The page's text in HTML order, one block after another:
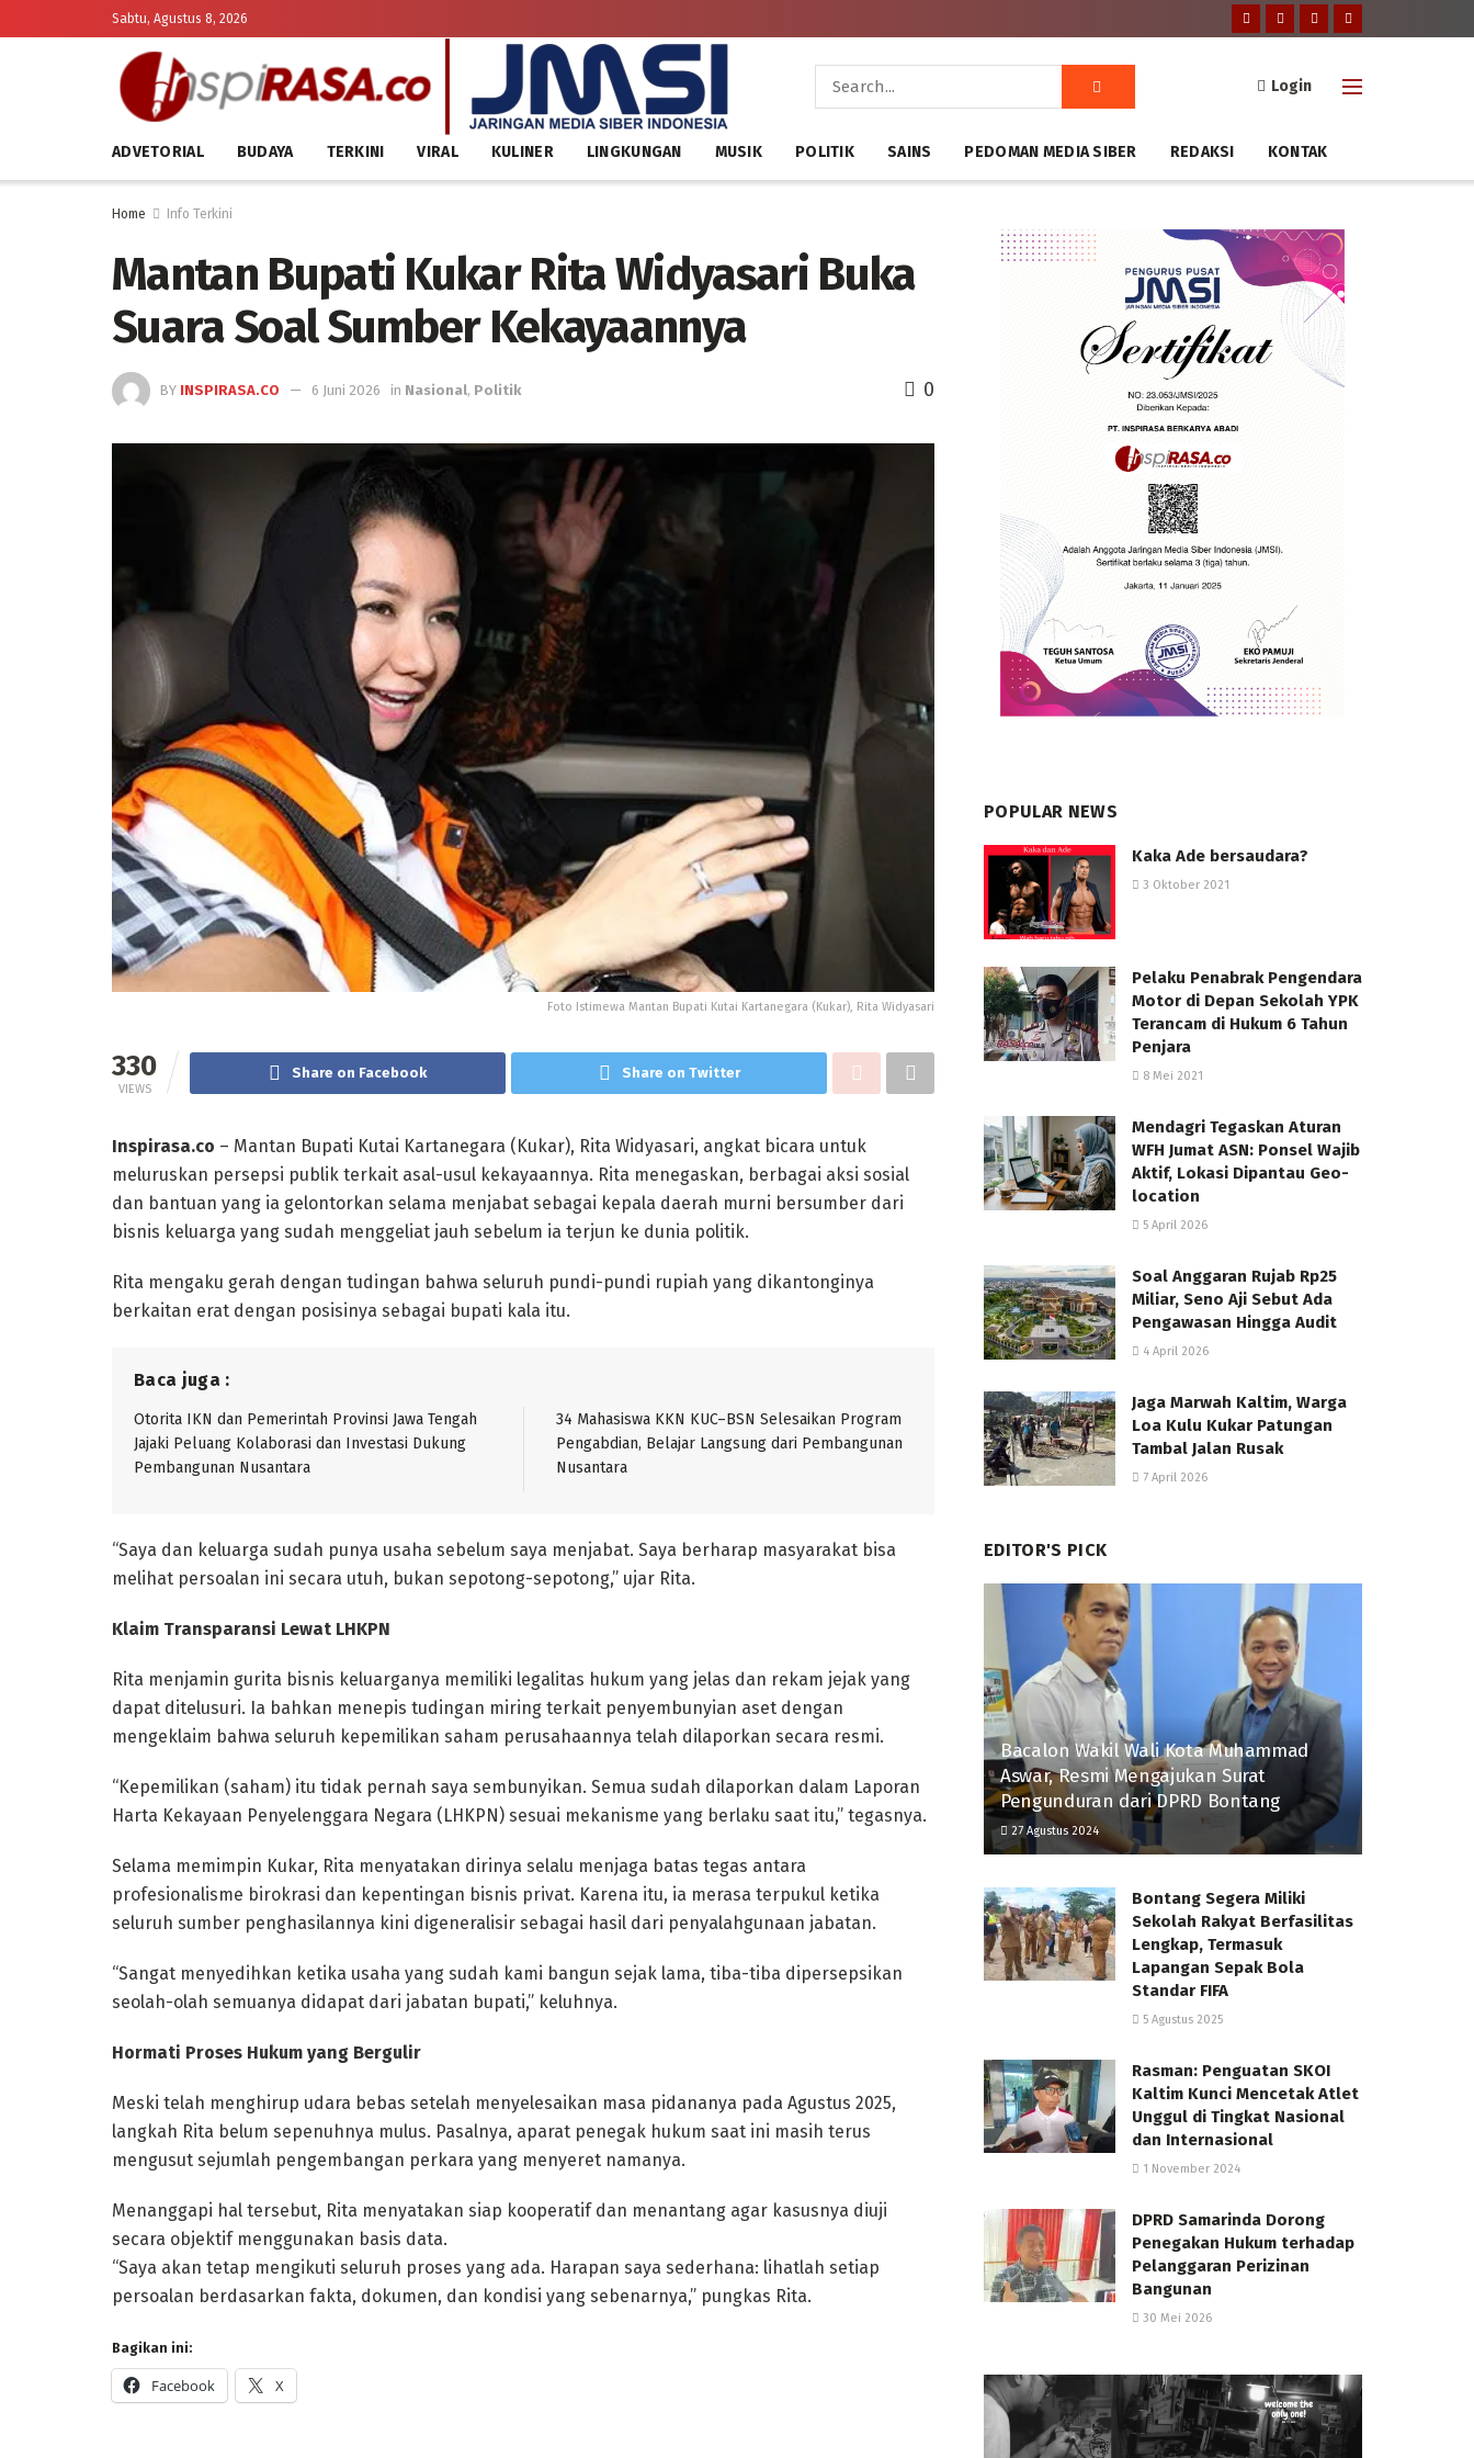
Sabtu, Agustus 8, 2026
Login
ADVETORIAL BUDAYA TERKINI VIRAL KULINER LINGKUNGAN MUSIK POLITIK SAINS PEDOMAN MEDIA SIBER REDAKSI KONTAK
Home Info Terkini
Mantan Bupati Kukar Rita Widyasari Buka
Suara Soal Sumber Kekayaannya
BY INSPIRASA.CO 6 Juni 2026 in Nasional, Politik 0
Foto Istimewa Mantan Bupati Kutai Kartanegara (Kukar), Rita Widyasari
330
VIEWS
Share on Facebook Share on Twitter
Inspirasa.co – Mantan Bupati Kutai Kartanegara (Kukar), Rita Widyasari, angkat bicara untuk
meluruskan persepsi publik terkait asal-usul kekayaannya. Rita menegaskan, berbagai aksi sosial
dan bantuan yang ia gelontorkan selama menjabat sebagai kepala daerah murni bersumber dari
bisnis keluarga yang sudah menggeliat jauh sebelum ia terjun ke dunia politik.
Rita mengaku gerah dengan tudingan bahwa seluruh pundi-pundi rupiah yang dikantonginya
berkaitan erat dengan posisinya sebagai bupati kala itu.
Baca juga :
Otorita IKN dan Pemerintah Provinsi Jawa Tengah
Jajaki Peluang Kolaborasi dan Investasi Dukung
Pembangunan Nusantara
34 Mahasiswa KKN KUC–BSN Selesaikan Program
Pengabdian, Belajar Langsung dari Pembangunan
Nusantara
“Saya dan keluarga sudah punya usaha sebelum saya menjabat. Saya berharap masyarakat bisa
melihat persoalan ini secara utuh, bukan sepotong-sepotong,” ujar Rita.
Klaim Transparansi Lewat LHKPN
Rita menjamin gurita bisnis keluarganya memiliki legalitas hukum yang jelas dan rekam jejak yang
dapat ditelusuri. Ia bahkan menepis tudingan miring terkait penyembunyian aset dengan
mengeklaim bahwa seluruh kepemilikan saham perusahaannya telah dilaporkan secara resmi.
“Kepemilikan (saham) itu tidak pernah saya sembunyikan. Semua sudah dilaporkan dalam Laporan
Harta Kekayaan Penyelenggara Negara (LHKPN) sesuai mekanisme yang berlaku saat itu,” tegasnya.
Selama memimpin Kukar, Rita menyatakan dirinya selalu menjaga batas tegas antara
profesionalisme birokrasi dan kepentingan bisnis privat. Karena itu, ia merasa terpukul ketika
seluruh sumber penghasilannya kini digeneralisir sebagai hasil dari penyalahgunaan jabatan.
“Sangat menyedihkan ketika usaha yang sudah kami bangun sejak lama, tiba-tiba dipersepsikan
seolah-olah semuanya didapat dari jabatan bupati,” keluhnya.
Hormati Proses Hukum yang Bergulir
Meski telah menghirup udara bebas setelah menyelesaikan masa pidananya pada Agustus 2025,
langkah Rita belum sepenuhnya mulus. Pasalnya, aparat penegak hukum saat ini masih terus
mengusut sejumlah pengembangan perkara yang menyeret namanya.
Menanggapi hal tersebut, Rita menyatakan siap kooperatif dan menantang agar kasusnya diuji
secara objektif menggunakan basis data.
“Saya akan tetap mengikuti seluruh proses yang ada. Harapan saya sederhana: lihatlah setiap
persoalan berdasarkan fakta, dokumen, dan kondisi yang sebenarnya,” pungkas Rita.
Bagikan ini:
Facebook X
POPULAR NEWS
Kaka Ade bersaudara?
3 Oktober 2021
Pelaku Penabrak Pengendara
Motor di Depan Sekolah YPK
Terancam di Hukum 6 Tahun
Penjara
8 Mei 2021
Mendagri Tegaskan Aturan
WFH Jumat ASN: Ponsel Wajib
Aktif, Lokasi Dipantau Geo-
location
5 April 2026
Soal Anggaran Rujab Rp25
Miliar, Seno Aji Sebut Ada
Pengawasan Hingga Audit
4 April 2026
Jaga Marwah Kaltim, Warga
Loa Kulu Kukar Patungan
Tambal Jalan Rusak
7 April 2026
EDITOR'S PICK
Bacalon Wakil Wali Kota Muhammad
Aswar, Resmi Mengajukan Surat
Pengunduran dari DPRD Bontang
27 Agustus 2024
Bontang Segera Miliki
Sekolah Rakyat Berfasilitas
Lengkap, Termasuk
Lapangan Sepak Bola
Standar FIFA
5 Agustus 2025
Rasman: Penguatan SKOI
Kaltim Kunci Mencetak Atlet
Unggul di Tingkat Nasional
dan Internasional
1 November 2024
DPRD Samarinda Dorong
Penegakan Hukum terhadap
Pelanggaran Perizinan
Bangunan
30 Mei 2026